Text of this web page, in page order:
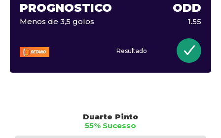
PROGNÓSTICO ODD
Menos de 3,5 golos 1.55
Resultado
Duarte Pinto
55% Sucesso